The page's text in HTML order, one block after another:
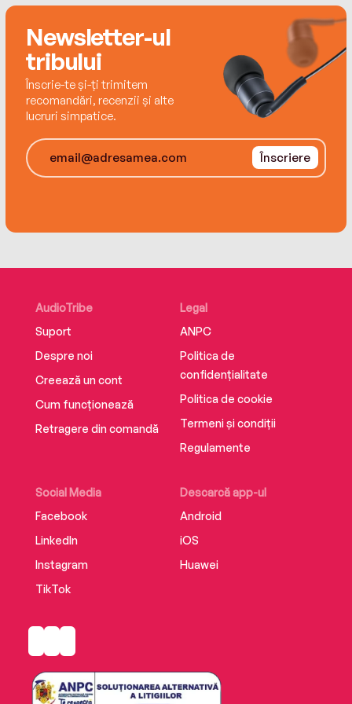
Newsletter-ul
tribului
Înscrie-te și-ți trimitem
recomandări, recenzii și alte
lucruri simpatice.
Înscriere
AudioTribe
Suport
Despre noi
Creează un cont
Cum funcționează
Retragere din comandă
Social Media
Facebook
LinkedIn
Instagram
TikTok
Descarcă app-ul
Android
iOS
Huawei
Legal
ANPC
Politica de
confidențialitate
Politica de cookie
Termeni și condiții
Regulamente